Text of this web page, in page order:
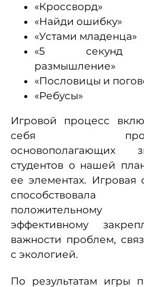
«Кроссворд»
«Найди ошибку»
«Устами младенца»
«5
размышление»
«Пословицы и
«Ребусы»
Игровой процесс
себя
основополагающих
студентов о нашей
ее элементах. Игровая
способствовала
эффективному
важности проблем,
с экологией.
По результатам игры